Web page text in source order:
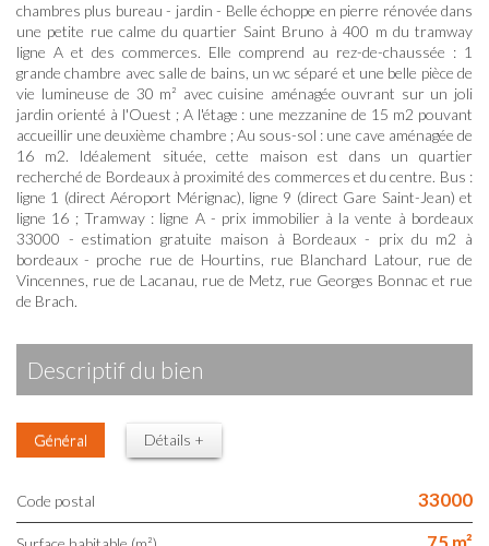
chambres plus bureau - jardin - Belle échoppe en pierre rénovée dans
une petite rue calme du quartier Saint Bruno à 400 m du tramway
ligne A et des commerces. Elle comprend au rez-de-chaussée : 1
grande chambre avec salle de bains, un wc séparé et une belle pièce de
vie lumineuse de 30 m² avec cuisine aménagée ouvrant sur un joli
jardin orienté à l'Ouest ; A l'étage : une mezzanine de 15 m2 pouvant
accueillir une deuxième chambre ; Au sous-sol : une cave aménagée de
16 m2. Idéalement située, cette maison est dans un quartier
recherché de Bordeaux à proximité des commerces et du centre. Bus :
ligne 1 (direct Aéroport Mérignac), ligne 9 (direct Gare Saint-Jean) et
ligne 16 ; Tramway : ligne A - prix immobilier à la vente à bordeaux
33000 - estimation gratuite maison à Bordeaux - prix du m2 à
bordeaux - proche rue de Hourtins, rue Blanchard Latour, rue de
Vincennes, rue de Lacanau, rue de Metz, rue Georges Bonnac et rue
de Brach.
descriptif du bien
Général Détails +
Code postal 33000